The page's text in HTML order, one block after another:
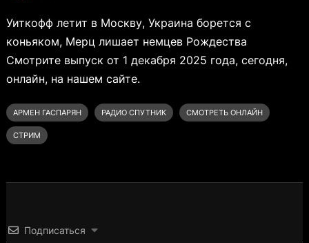
Уиткофф летит в Москву, Украина борется с
коньяком, Мерц лишает немцев Рождества
Смотрите выпуск от 1 декабря 2025 года, сегодня,
онлайн, на нашем сайте.
АРМЕН ГАСПАРЯН РАДИО СПУТНИК СМОТРЕТЬ ОНЛАЙН
СТРИМ
Подписаться